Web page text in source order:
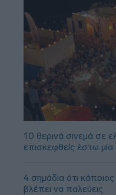
10 θερινά σινεμά σε
επισκεφθείς έστω
4 σημάδια ότι
βλέπει να παλεύεις